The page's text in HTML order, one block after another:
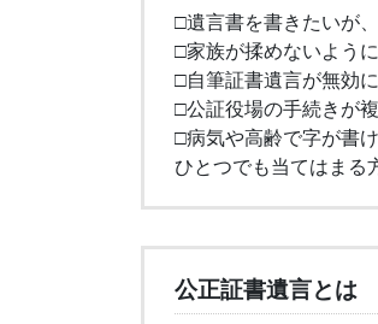
□遺言書を書きたいが
□家族が揉めないよう
□自筆証書遺言が無効
□公証役場の手続きが
□病気や高齢で字が書
ひとつでも当てはまる
公正証書遺言とは